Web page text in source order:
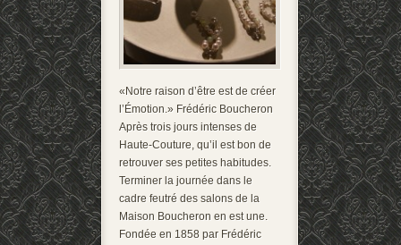
«Notre raison d’être est de créer
l’Émotion.» Frédéric Boucheron
Après trois jours intenses de
Haute-Couture, qu’il est bon de
retrouver ses petites habitudes.
Terminer la journée dans le
cadre feutré des salons de la
Maison Boucheron en est une.
Fondée en 1858 par Frédéric